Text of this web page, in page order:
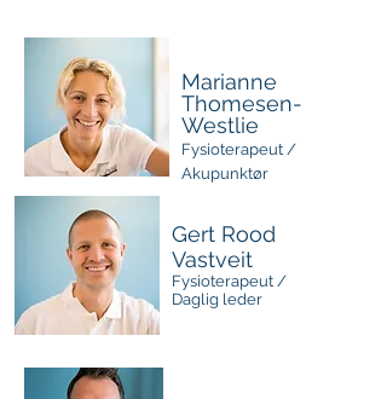
Marianne
Thomesen-
Westlie
Fysioterapeut /
Akupunktør
Gert Rood
Vastveit
Fysioterapeut /
Daglig leder